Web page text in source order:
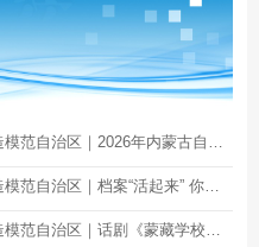
铸牢中华民族共同体意识 全方位打造模范自治区｜2026年内蒙古自治区“民族政策宣传月”海报来了！
铸牢中华民族共同体意识 全方位打造模范自治区｜档案“活起来” 你不知道的包头故事都在这里
铸牢中华民族共同体意识 全方位打造模范自治区｜话剧《蒙藏学校》精彩上演